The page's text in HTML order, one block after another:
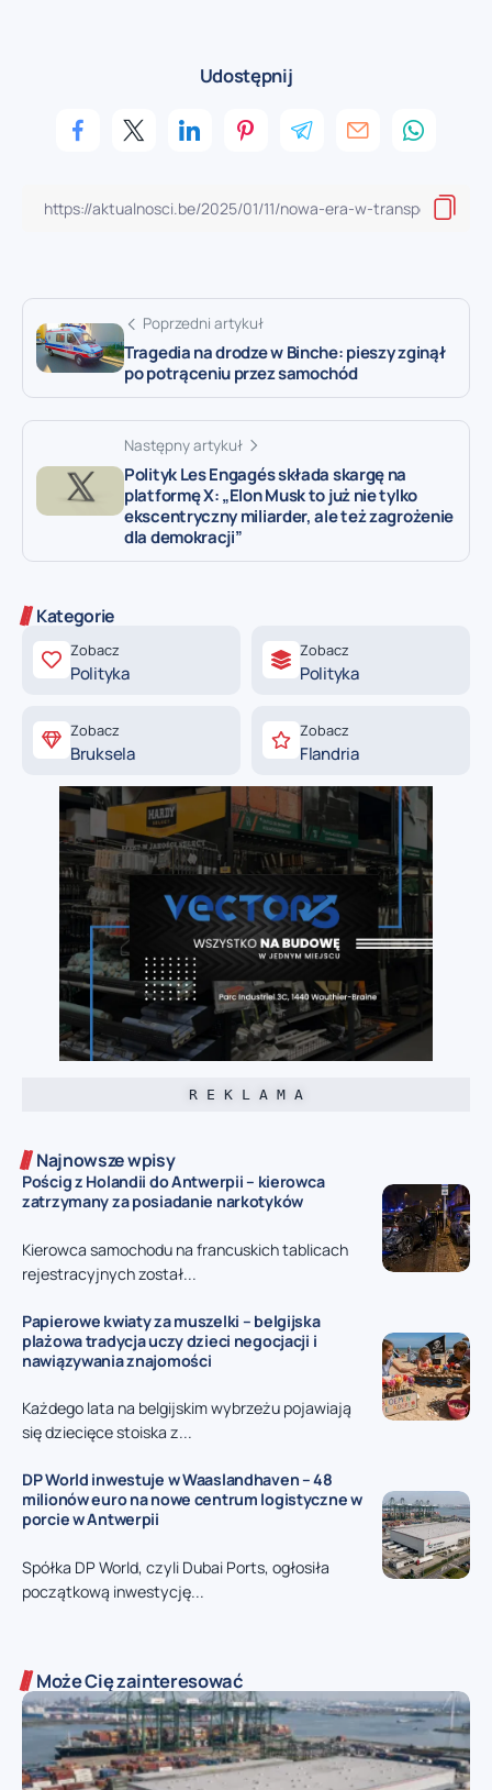
Udostępnij
Poprzedni artykuł
Tragedia na drodze w Binche: pieszy zginął
po potrąceniu przez samochód
Następny artykuł
Polityk Les Engagés składa skargę na
platformę X: „Elon Musk to już nie tylko
ekscentryczny miliarder, ale też zagrożenie
dla demokracji”
Kategorie
Zobacz
Polityka
Zobacz
Polityka
Zobacz
Bruksela
Zobacz
Flandria
R E K L A M A
Najnowsze wpisy
Pościg z Holandii do Antwerpii – kierowca
zatrzymany za posiadanie narkotyków
Kierowca samochodu na francuskich tablicach
rejestracyjnych został...
Papierowe kwiaty za muszelki – belgijska
plażowa tradycja uczy dzieci negocjacji i
nawiązywania znajomości
Każdego lata na belgijskim wybrzeżu pojawiają
się dziecięce stoiska z...
DP World inwestuje w Waaslandhaven – 48
milionów euro na nowe centrum logistyczne w
porcie w Antwerpii
Spółka DP World, czyli Dubai Ports, ogłosiła
początkową inwestycję...
Może Cię zainteresować